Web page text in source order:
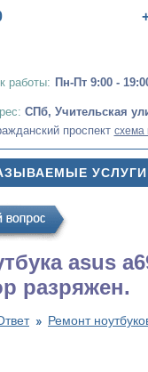
работы: Пн-Пт 9:00 -
СПб, Учительская
проспект схема
УСЛУГИ
asus
разряжен.
Ремонт